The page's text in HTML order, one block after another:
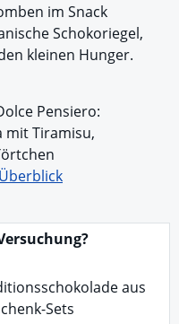
im Snack
Schokoriegel,
kleinen Hunger.
Pensiero:
mit Tiramisu,
aus
Sets